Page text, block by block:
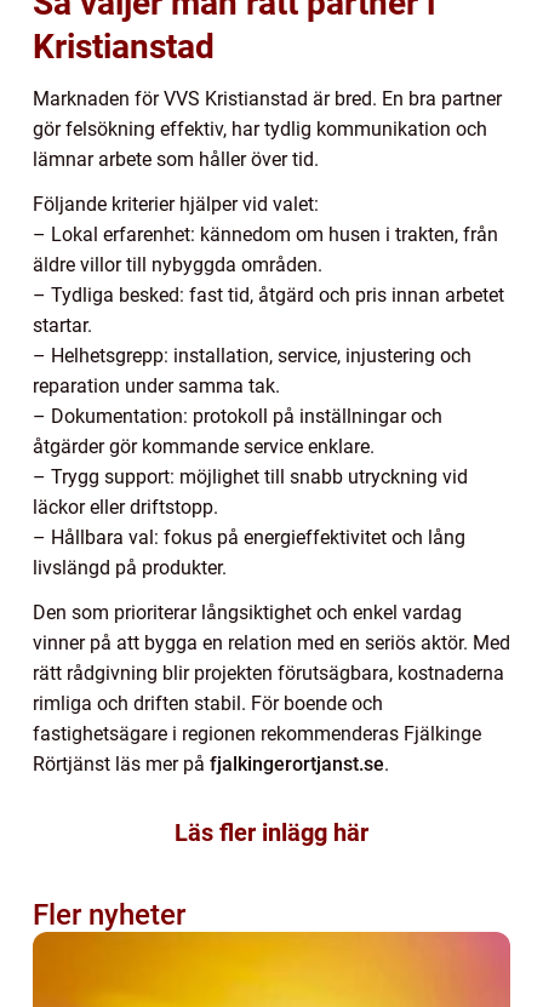
Kristianstad
Marknaden för VVS Kristianstad är bred. En bra partner
gör felsökning effektiv, har tydlig kommunikation och
lämnar arbete som håller över tid.
Följande kriterier hjälper vid valet:
– Lokal erfarenhet: kännedom om husen i trakten, från
äldre villor till nybyggda områden.
– Tydliga besked: fast tid, åtgärd och pris innan arbetet
startar.
– Helhetsgrepp: installation, service, injustering och
reparation under samma tak.
– Dokumentation: protokoll på inställningar och
åtgärder gör kommande service enklare.
– Trygg support: möjlighet till snabb utryckning vid
läckor eller driftstopp.
– Hållbara val: fokus på energieffektivitet och lång
livslängd på produkter.
Den som prioriterar långsiktighet och enkel vardag
vinner på att bygga en relation med en seriös aktör. Med
rätt rådgivning blir projekten förutsägbara, kostnaderna
rimliga och driften stabil. För boende och
fastighetsägare i regionen rekommenderas Fjälkinge
Rörtjänst läs mer på fjalkingerortjanst.se.
Läs fler inlägg här
Fler nyheter